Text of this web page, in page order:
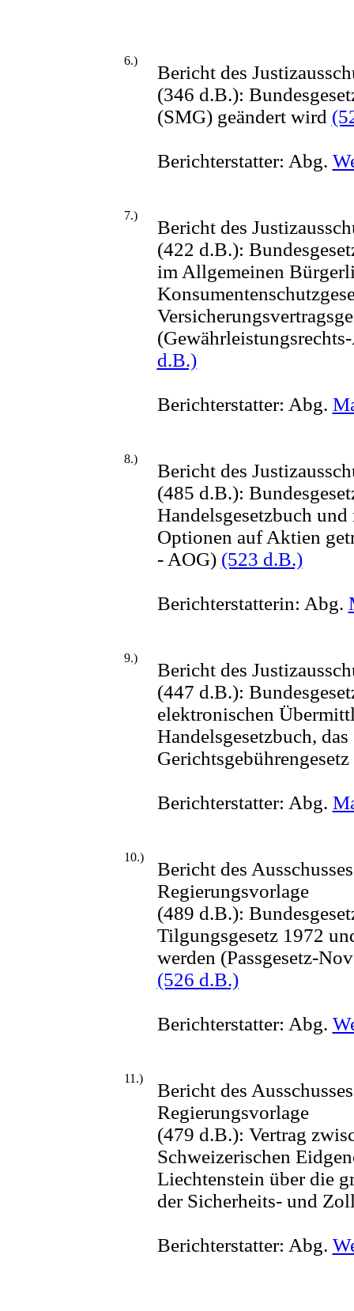
6.)
Bericht des
(346 d.B.):
(SMG) geändert wird
Berichterstatter: Abg.
7.)
Bericht des
(422 d.B.):
im Allgemeinen
d.B.)
Berichterstatter: Abg.
8.)
Bericht des
(485 d.B.):
Handelsgesetzbuch
Optionen auf Aktien
- AOG) (523 d.B.)
Berichterstatterin: Abg.
9.)
Bericht des
(447 d.B.):
elektronischen
Handelsgesetzbuch,
Berichterstatter: Abg.
10.)
Bericht des
Regierungsvorlage
(489 d.B.):
Tilgungsgesetz 1972
werden (Passgesetz-
(526 d.B.)
Berichterstatter: Abg.
11.)
Bericht des
Regierungsvorlage
(479 d.B.): Vertrag
Schweizerischen
Liechtenstein über die
der Sicherheits- und
Berichterstatter: Abg.